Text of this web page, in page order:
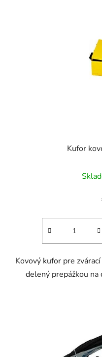
Kufor
Kovový kufor pre
delený prepážkou na